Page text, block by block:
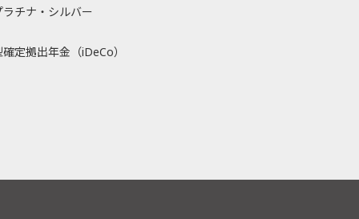
ラチナ・シルバー
定拠出年金（iDeCo）